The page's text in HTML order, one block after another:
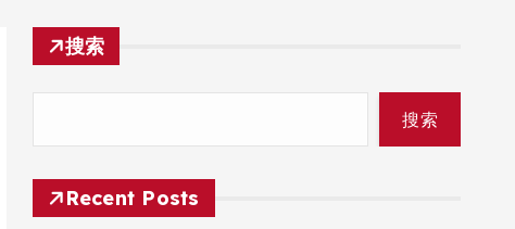
搜索
搜索
Recent Posts